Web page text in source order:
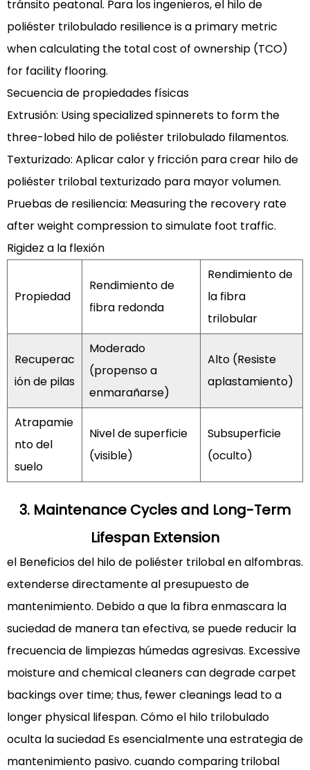
Cómo
hilo
trilobulado
oculta
la
suciedad
comparación
con
el
nailon?
4.1.5
5.
es
impacto
de
hilo
de
poliéster
trilobulado
resilience
sobre
alfombras?
4.2
la
industria
tránsito peatonal. Para los ingenieros, el hilo de
poliéster trilobulado resilienceis a primary metric
when calculating the total cost of ownership (TCO)
for facility flooring.
Secuencia de propiedades físicas
Extrusión: Using specialized spinnerets to form the
three-lobed hilo de poliéster trilobulado filamentos.
Texturizado: Aplicar calor y fricción para crear hilo de
poliéster trilobal texturizado para mayor volumen.
Pruebas de resiliencia: Measuring the recovery rate
after weight compression to simulate foot traffic.
Rigidez a la flexión
Propiedad
Rendimiento de
fibra redonda
Rendimiento de
la fibra
trilobular
Recuperac
ión de pilas
Moderado
(propenso a
enmarañarse)
Alto (Resiste
aplastamiento)
Atrapamie
nto del
suelo
Nivel de superficie
(visible)
Subsuperficie
(oculto)
3. Maintenance Cycles and Long-Term
Lifespan Extension
el Beneficios del hilo de poliéster trilobal en alfombras.
extenderse directamente al presupuesto de
mantenimiento. Debido a que la fibra enmascara la
suciedad de manera tan efectiva, se puede reducir la
frecuencia de limpiezas húmedas agresivas. Excessive
moisture and chemical cleaners can degrade carpet
backings over time; thus, fewer cleanings lead to a
longer physical lifespan. Cómo el hilo trilobulado
oculta la suciedad Es esencialmente una estrategia de
mantenimiento pasivo. cuandocomparing trilobal